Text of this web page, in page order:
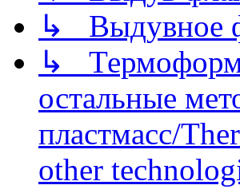
↳ Выдувное
↳
остальные
пластмасс/
other